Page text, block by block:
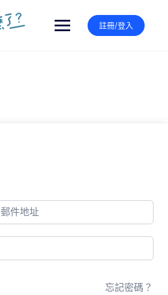
註冊/登入
忘記密碼？